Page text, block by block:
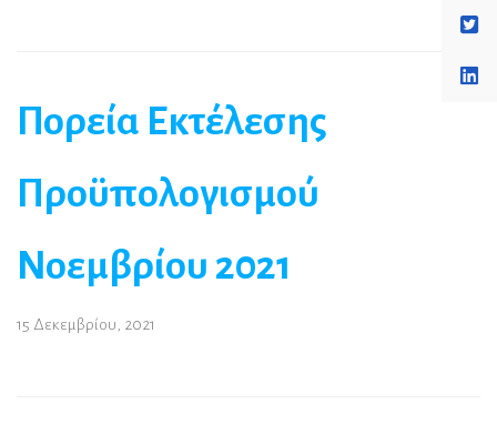
Πορεία Εκτέλεσης
Προϋπολογισμού
Νοεμβρίου 2021
15 Δεκεμβρίου, 2021